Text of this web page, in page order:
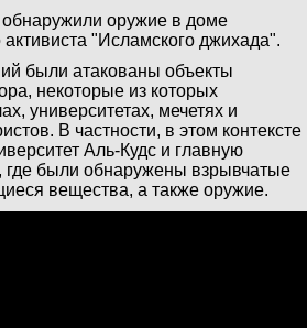
оружие в доме
"Исламского джихада".
были атакованы объекты
некоторые из которых
университетах, мечетях и
В частности, в этом контексте
Аль-Кудс и главную
где были обнаружены взрывчатые
вещества, а также оружие.